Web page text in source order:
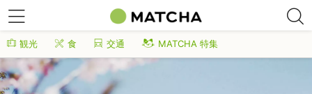
観光 食 交通 MATCHA 特集